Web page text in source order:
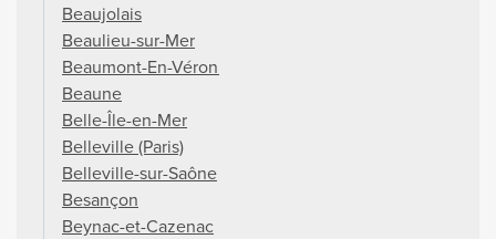
Beaujolais
Beaulieu-sur-Mer
Beaumont-En-Véron
Beaune
Belle-Île-en-Mer
Belleville (Paris)
Belleville-sur-Saône
Besançon
Beynac-et-Cazenac